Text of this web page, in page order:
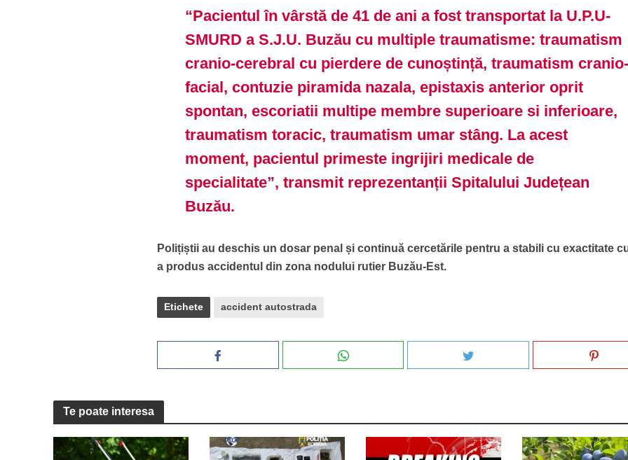
“Pacientul în vârstă de 41 de ani a fost transportat la U.P.U-
SMURD a S.J.U. Buzău cu multiple traumatisme: traumatism
cranio-cerebral cu pierdere de cunoștință, traumatism
facial, contuzie piramida nazala, epistaxis anterior oprit
spontan, escoriatii multipe membre superioare si inferioare,
traumatism toracic, traumatism umar stâng. La acest
moment, pacientul primeste ingrijiri medicale de
specialitate”, transmit reprezentanții Spitalului Județean
Buzău.
Polițiștii au deschis un dosar penal și continuă cercetările pentru a stabili cu exactitate
a produs accidentul din zona nodului rutier Buzău-Est.
Etichete accident autostrada
Te poate interesa